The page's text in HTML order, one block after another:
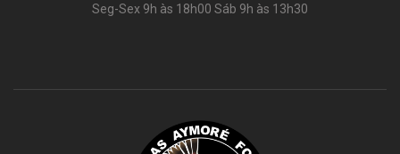
Seg-Sex 9h às 18h00 Sáb 9h às 13h30